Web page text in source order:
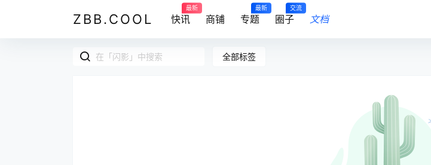
ZBB.COOL 快讯
最新
商铺 专题
最新
圈子
交流
文档
全部标签